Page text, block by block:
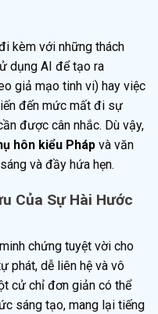
kèm với những thách
dụng AI để tạo ra
giả mạo tinh vi) hay việc
đến mức mất đi sự
được cân nhắc. Dù vậy,
hôn kiểu Pháp và văn
và đầy hứa hẹn.
Của Sự Hài Hước
chứng tuyệt vời cho
phát, dễ liên hệ và vô
cử chỉ đơn giản có thể
sáng tạo, mang lại tiếng